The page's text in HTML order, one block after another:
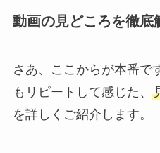
動画の見どころを徹底
さあ、ここからが本番で
もリピートして感じた、
を詳しくご紹介します。